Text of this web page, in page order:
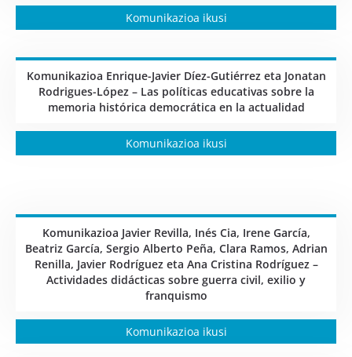
Komunikazioa ikusi
Komunikazioa Enrique-Javier Díez-Gutiérrez eta Jonatan
Rodrigues-López – Las políticas educativas sobre la
memoria histórica democrática en la actualidad
Komunikazioa ikusi
Komunikazioa Javier Revilla, Inés Cia, Irene García,
Beatriz García, Sergio Alberto Peña, Clara Ramos, Adrian
Renilla, Javier Rodríguez eta Ana Cristina Rodríguez –
Actividades didácticas sobre guerra civil, exilio y
franquismo
Komunikazioa ikusi